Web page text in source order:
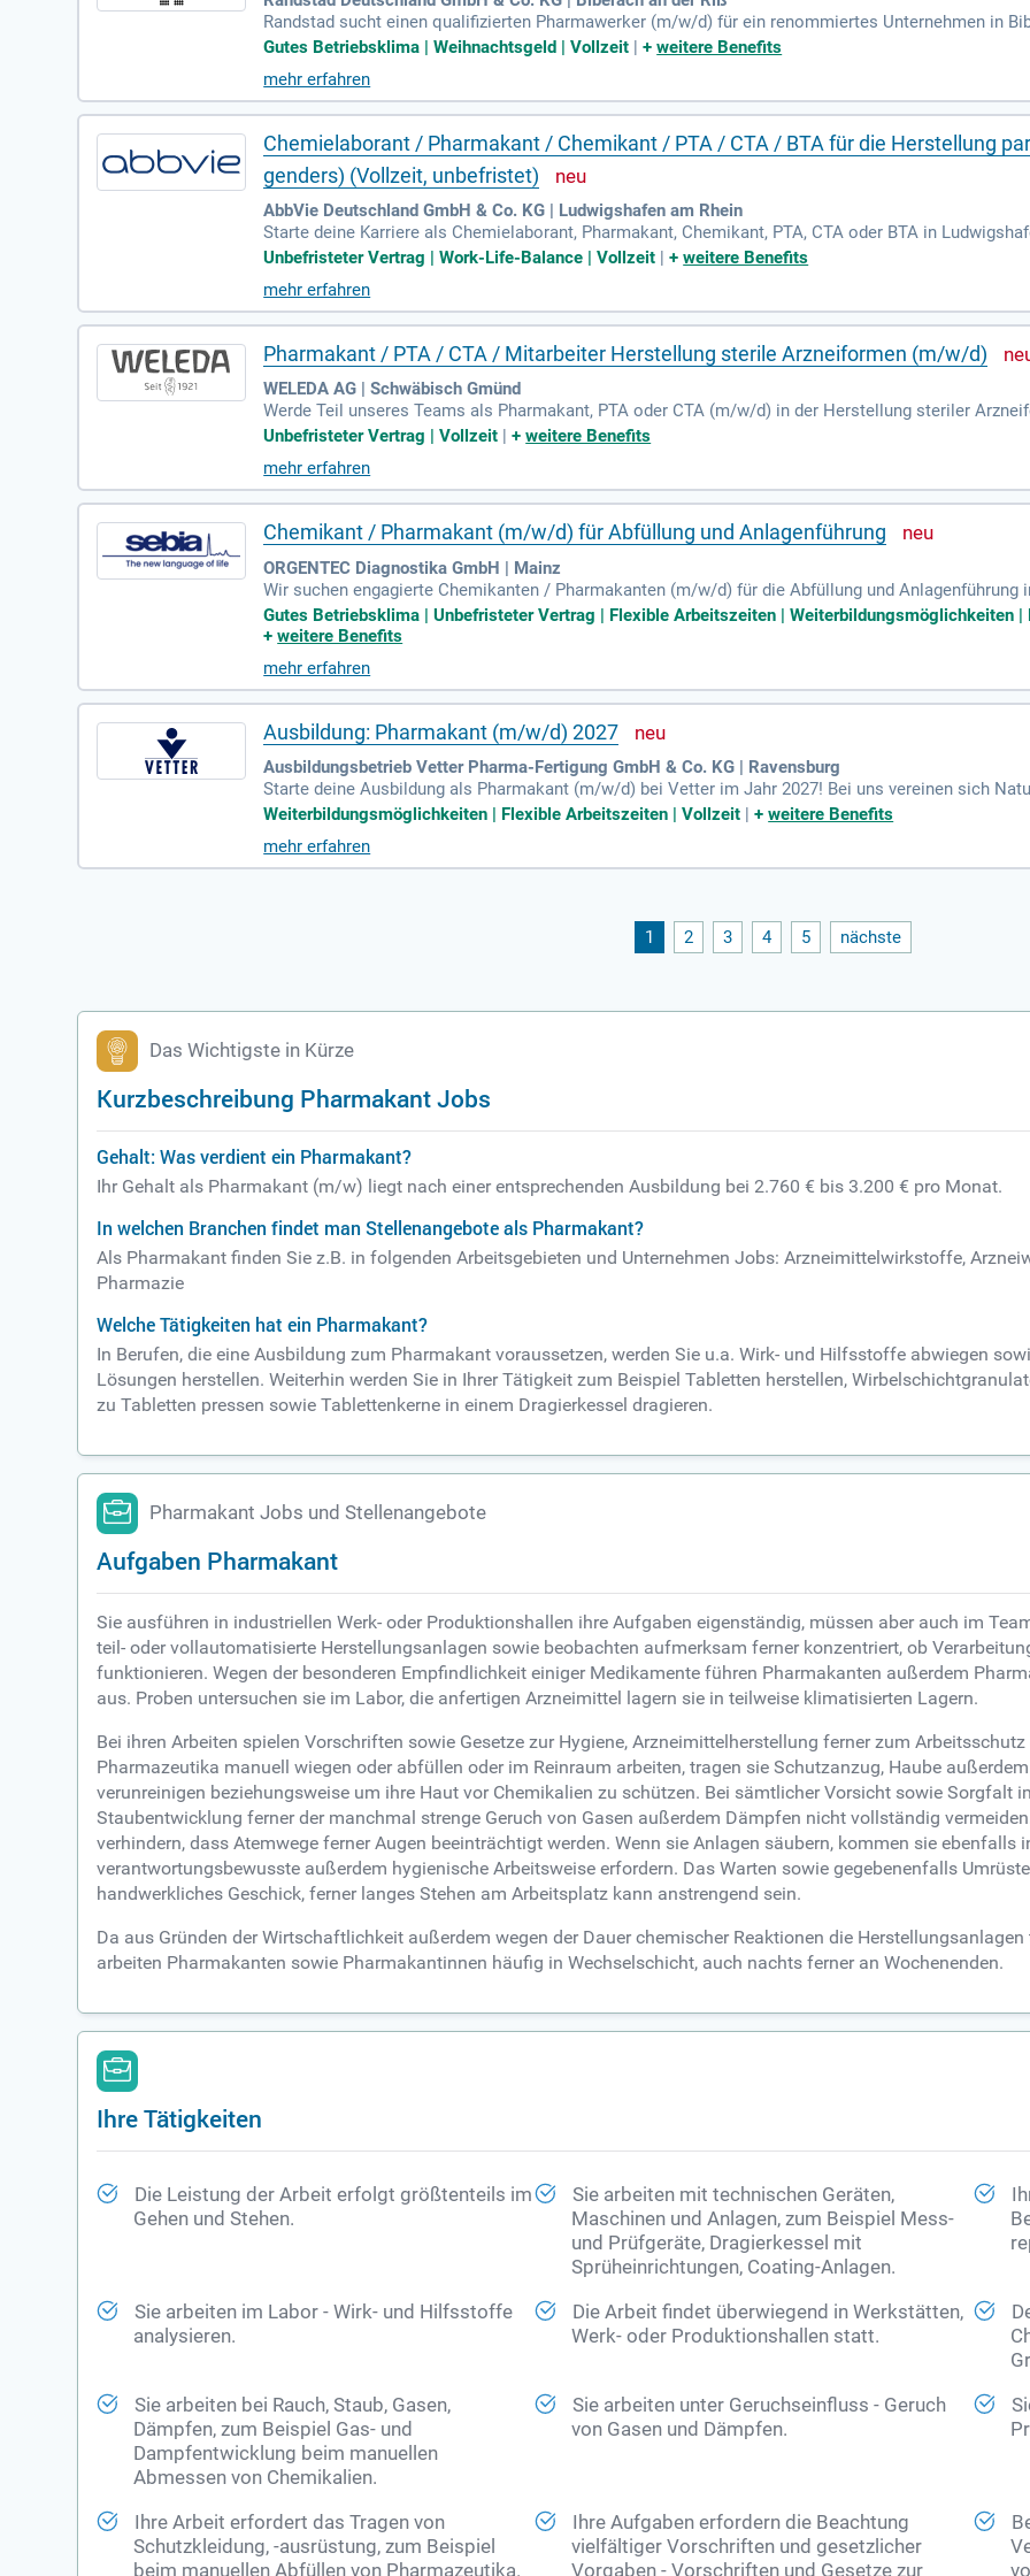
Randstad sucht einen qualifizierten Pharmawerker (m/w/d) für ein renommiertes Unternehmen in
odernen Umfeld mit einem sicheren Arbeitsverhältnis zu starten. Bewerben Sie sich jetzt online und
Chancengleichheit fördert. Ihre Aufgaben umfassen die Durchführung und Dokumentation von
zessen. Zudem erwarten wir aseptisches Arbeiten sowie die Bedienung komplexer
g im pharmazeutischen Bereich ist erforderlich, um aktiv an Optimierungsprojekten mitzuwirken.
Gutes Betriebsklima | Weihnachtsgeld | Vollzeit |+weitere Benefits
mehr erfahren
Chemielaborant / Pharmakant / Chemikant / PTA / CTA / BTA für die Herstellung
genders) (Vollzeit, unbefristet)
AbbVie Deutschland GmbH & Co. KG | Ludwigshafen am Rhein
Starte deine Karriere als Chemielaborant, Pharmakant, Chemikant, PTA, CTA oder BTA in
nte zur Herstellung parenteraler klinischer Prüfpräparate in Vollzeit und unbefristet. Werde Teil eines
Entwicklung, das globale Gesundheitslösungen entwickelt. Nutze deine Leidenschaft für die
e dein Fachwissen ein, um die Lebensqualität von Patienten zu steigern. Profitiere von einem
nliche und berufliche Entwicklung fördert. Bewirb dich jetzt unter der Kennziffer R00144311 und
Unbefristeter Vertrag | Work-Life-Balance | Vollzeit |+weitere Benefits
mehr erfahren
Pharmakant / PTA / CTA / Mitarbeiter Herstellung sterile Arzneiformen (m/w/d)
WELEDA AG | Schwäbisch Gmünd
Werde Teil unseres Teams als Pharmakant, PTA oder CTA (m/w/d) in der Herstellung steriler
benspektrum, darunter die Herstellung und Inprozesskontrollen von Bulkware sowie die
e Dokumentation und die Bedienung von Analysegeräten. Zu deinen Qualifikationen zählt
er CTA. Bewirb dich jetzt, um in einem dynamischen Umfeld deine Fähigkeiten einzubringen und
Unbefristeter Vertrag | Vollzeit |+weitere Benefits
mehr erfahren
Chemikant / Pharmakant (m/w/d) für Abfüllung und Anlagenführung
ORGENTEC Diagnostika GmbH | Mainz
Wir suchen engagierte Chemikanten / Pharmakanten (m/w/d) für die Abfüllung und
en umfassen das GMP-konforme Abfüllen, Verschließen und Beschriften von Mikrotiterplatten
von Abfüllanlagen. Neben der Durchführung von In-Prozess-Kontrollen (IPC) sind Sie auch für die
erständnis sind essenziell. Profitieren Sie von einem unbefristeten Vertrag in einem
Gutes Betriebsklima | Unbefristeter Vertrag | Flexible Arbeitszeiten | Weiterbildungsmöglichkeiten
+weitere Benefits
mehr erfahren
Ausbildung: Pharmakant (m/w/d) 2027
Ausbildungsbetrieb Vetter Pharma-Fertigung GmbH & Co. KG | Ravensburg
Starte deine Ausbildung als Pharmakant (m/w/d) bei Vetter im Jahr 2027! Bei uns vereinen sich
ngen. Du suchst einen sinnvollen, sicheren Job in der Pharmabranche? Als Teil eines engagierten
ast du die Chance auf eine erfolgreiche Karriere. Die Ausbildung beginnt am 01. September 2027 in
hule in Biberach. Profitiere von einer attraktiven Vergütung, die im ersten Jahr bei 1.237 € beginnt.
öglichkeiten!
Weiterbildungsmöglichkeiten | Flexible Arbeitszeiten | Vollzeit |+weitere Benefits
mehr erfahren
1 2 3 4 5 nächste
Das Wichtigste in Kürze
Kurzbeschreibung Pharmakant Jobs
Gehalt: Was verdient ein Pharmakant?
Ihr Gehalt als Pharmakant (m/w) liegt nach einer entsprechenden Ausbildung bei 2.760 € bis 3.200 € pro Monat.
In welchen Branchen findet man Stellenangebote als Pharmakant?
Als Pharmakant finden Sie z.B. in folgenden Arbeitsgebieten und Unternehmen Jobs: Arzneimittelwirkstoffe,
Pharmazie
Welche Tätigkeiten hat ein Pharmakant?
In Berufen, die eine Ausbildung zum Pharmakant voraussetzen, werden Sie u.a. Wirk- und Hilfsstoffe abwiegen
Lösungen herstellen. Weiterhin werden Sie in Ihrer Tätigkeit zum Beispiel Tabletten herstellen,
zu Tabletten pressen sowie Tablettenkerne in einem Dragierkessel dragieren.
Pharmakant Jobs und Stellenangebote
Aufgaben Pharmakant
Sie ausführen in industriellen Werk- oder Produktionshallen ihre Aufgaben eigenständig, müssen aber auch im
teil- oder vollautomatisierte Herstellungsanlagen sowie beobachten aufmerksam ferner konzentriert, ob
funktionieren. Wegen der besonderen Empfindlichkeit einiger Medikamente führen Pharmakanten außerdem
aus. Proben untersuchen sie im Labor, die anfertigen Arzneimittel lagern sie in teilweise klimatisierten Lagern.
Bei ihren Arbeiten spielen Vorschriften sowie Gesetze zur Hygiene, Arzneimittelherstellung ferner zum
Pharmazeutika manuell wiegen oder abfüllen oder im Reinraum arbeiten, tragen sie Schutzanzug, Haube
verunreinigen beziehungsweise um ihre Haut vor Chemikalien zu schützen. Bei sämtlicher Vorsicht sowie Sorgfalt
Staubentwicklung ferner der manchmal strenge Geruch von Gasen außerdem Dämpfen nicht vollständig
verhindern, dass Atemwege ferner Augen beeinträchtigt werden. Wenn sie Anlagen säubern, kommen sie ebenfalls
verantwortungsbewusste außerdem hygienische Arbeitsweise erfordern. Das Warten sowie gegebenenfalls
handwerkliches Geschick, ferner langes Stehen am Arbeitsplatz kann anstrengend sein.
Da aus Gründen der Wirtschaftlichkeit außerdem wegen der Dauer chemischer Reaktionen die
arbeiten Pharmakanten sowie Pharmakantinnen häufig in Wechselschicht, auch nachts ferner an Wochenenden.
Ihre Tätigkeiten
Die Leistung der Arbeit erfolgt größtenteils im
Gehen und Stehen.
Sie arbeiten mit technischen Geräten,
Maschinen und Anlagen, zum Beispiel Mess-
und Prüfgeräte, Dragierkessel mit
Sprüheinrichtungen, Coating-Anlagen.
Sie arbeiten im Labor - Wirk- und Hilfsstoffe
analysieren.
Die Arbeit findet überwiegend in Werkstätten,
Werk- oder Produktionshallen statt.
Sie arbeiten bei Rauch, Staub, Gasen,
Dämpfen, zum Beispiel Gas- und
Dampfentwicklung beim manuellen
Abmessen von Chemikalien.
Sie arbeiten unter Geruchseinfluss - Geruch
von Gasen und Dämpfen.
Ihre Arbeit erfordert das Tragen von
Schutzkleidung, -ausrüstung, zum Beispiel
beim manuellen Abfüllen von Pharmazeutika.
Ihre Aufgaben erfordern die Beachtung
vielfältiger Vorschriften und gesetzlicher
Vorgaben - Vorschriften und Gesetze zur